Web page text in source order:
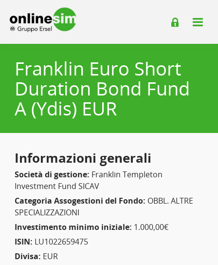
Franklin Euro Short
Duration Bond Fund
A (Ydis) EUR
Informazioni generali
Società di gestione: Franklin Templeton
Investment Fund SICAV
Categoria Assogestioni del Fondo: OBBL. ALTRE
SPECIALIZZAZIONI
Investimento minimo iniziale: 1.000,00€
ISIN: LU1022659475
Divisa: EUR